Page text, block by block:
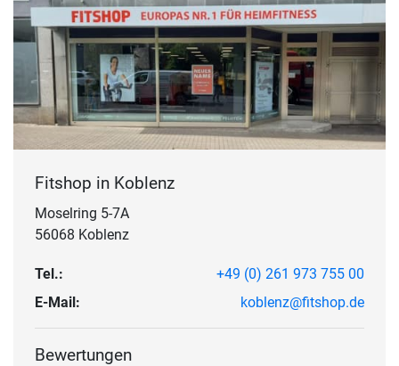
Fitshop in Koblenz
Moselring 5-7A
56068 Koblenz
Tel.:
+49 (0) 261 973 755 00
E-Mail:
koblenz@fitshop.de
Bewertungen